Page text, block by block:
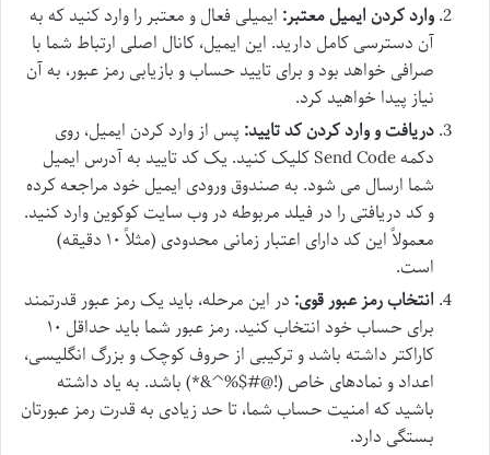
وارد کردن ایمیل معتبر: ایمیلی فعال و معتبر را وارد کنید که به
آن دسترسی کامل دارید. این ایمیل، کانال اصلی ارتباط شما با
صرافی خواهد بود و برای تایید حساب و بازیابی رمز عبور، به آن
نیاز پیدا خواهید کرد.
دریافت و وارد کردن کد تایید: پس از وارد کردن ایمیل، روی
دکمه Send Code کلیک کنید. یک کد تایید به آدرس ایمیل
شما ارسال می شود. به صندوق ورودی ایمیل خود مراجعه کرده
و کد دریافتی را در فیلد مربوطه در وب سایت کوکوین وارد کنید.
معمولاً این کد دارای اعتبار زمانی محدودی (مثلاً ۱۰ دقیقه)
است.
انتخاب رمز عبور قوی: در این مرحله، باید یک رمز عبور قدرتمند
برای حساب خود انتخاب کنید. رمز عبور شما باید حداقل ۱۰
کاراکتر داشته باشد و ترکیبی از حروف کوچک و بزرگ انگلیسی،
اعداد و نمادهای خاص (!@#$%^&*) باشد. به یاد داشته
باشید که امنیت حساب شما، تا حد زیادی به قدرت رمز عبورتان
بستگی دارد.